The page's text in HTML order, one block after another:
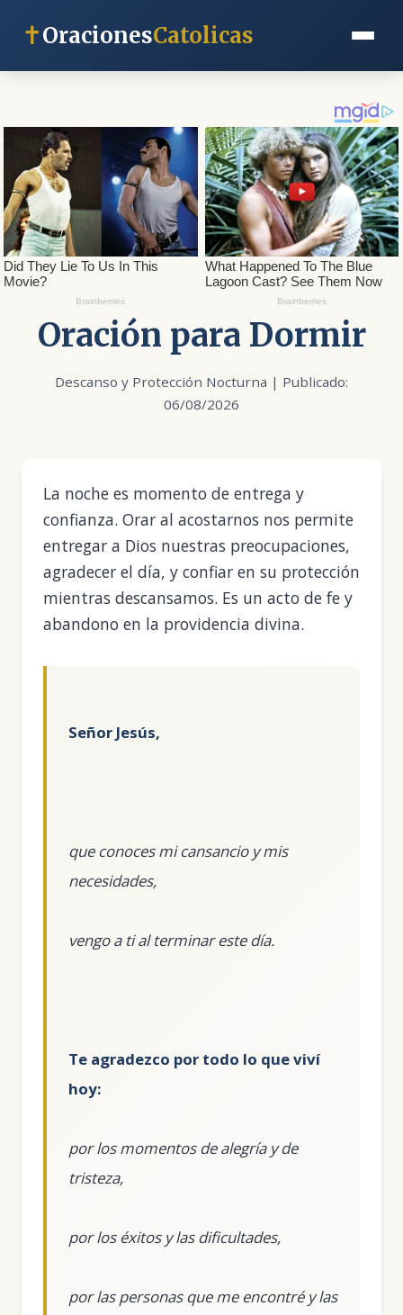
✝OracionesCatolicas
Oración para Dormir
Descanso y Protección Nocturna | Publicado:
06/08/2026
La noche es momento de entrega y
confianza. Orar al acostarnos nos permite
entregar a Dios nuestras preocupaciones,
agradecer el día, y confiar en su protección
mientras descansamos. Es un acto de fe y
abandono en la providencia divina.
Señor Jesús,
que conoces mi cansancio y mis
necesidades,
vengo a ti al terminar este día.
Te agradezco por todo lo que viví
hoy:
por los momentos de alegría y de
tristeza,
por los éxitos y las dificultades,
por las personas que me encontré y las